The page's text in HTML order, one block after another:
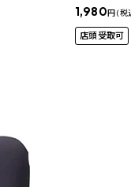
1,980円 (税
店頭受取可